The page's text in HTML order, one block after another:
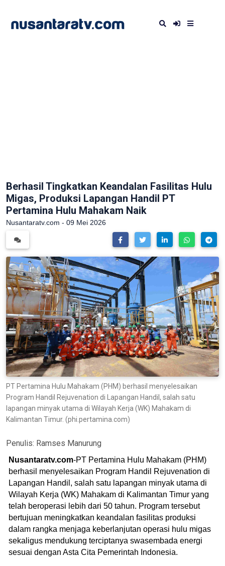
Berhasil Tingkatkan Keandalan Fasilitas Hulu
Migas, Produksi Lapangan Handil PT
Pertamina Hulu Mahakam Naik
Nusantaratv.com - 09 Mei 2026
PT Pertamina Hulu Mahakam (PHM) berhasil menyelesaikan
Program Handil Rejuvenation di Lapangan Handil, salah satu
lapangan minyak utama di Wilayah Kerja (WK) Mahakam di
Kalimantan Timur. (phi.pertamina.com)
Penulis: Ramses Manurung
Nusantaratv.com-PT Pertamina Hulu Mahakam (PHM)
berhasil menyelesaikan Program Handil Rejuvenation di
Lapangan Handil, salah satu lapangan minyak utama di
Wilayah Kerja (WK) Mahakam di Kalimantan Timur yang
telah beroperasi lebih dari 50 tahun. Program tersebut
bertujuan meningkatkan keandalan fasilitas produksi
dalam rangka menjaga keberlanjutan operasi hulu migas
sekaligus mendukung terciptanya swasembada energi
sesuai dengan Asta Cita Pemerintah Indonesia.